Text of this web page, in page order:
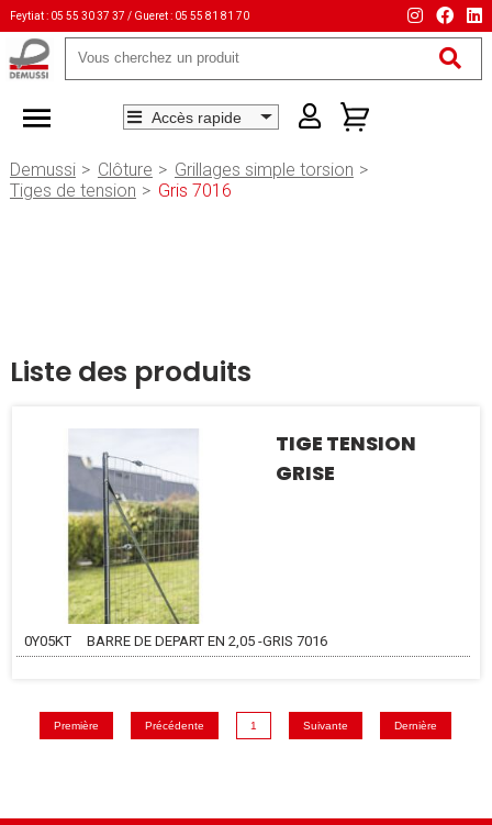
Feytiat : 05 55 30 37 37 / Gueret : 05 55 81 81 70
Mots-
clés
Demussi Clôture
Grillages simple torsion
Tiges de tension
Gris 7016
Liste des produits
TIGE TENSION
GRISE
0Y05KT BARRE DE DEPART EN 2,05 -GRIS 7016
Première Précédente 1 Suivante Dernière